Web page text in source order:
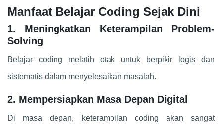
Manfaat Belajar Coding Sejak Dini
1. Meningkatkan Keterampilan Problem-
Solving
Belajar coding melatih otak untuk berpikir logis dan
sistematis dalam menyelesaikan masalah.
2. Mempersiapkan Masa Depan Digital
Di masa depan, keterampilan coding akan sangat